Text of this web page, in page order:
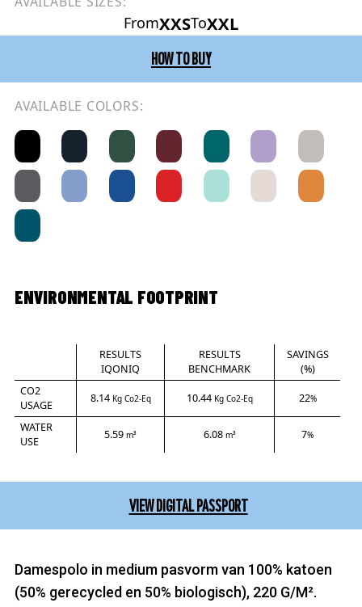
FromXXSToXXL
HOW TO BUY
AVAILABLE COLORS:
ENVIRONMENTAL FOOTPRINT
RESULTS
IQONIQ
RESULTS
BENCHMARK
SAVINGS
(%)
CO2
USAGE
8.14 Kg Co2-Eq 10.44 Kg Co2-Eq 22%
WATER
USE
5.59 m³ 6.08 m³ 7%
VIEW DIGITAL PASSPORT
Damespolo in medium pasvorm van 100% katoen
(50% gerecycled en 50% biologisch), 220 G/M².